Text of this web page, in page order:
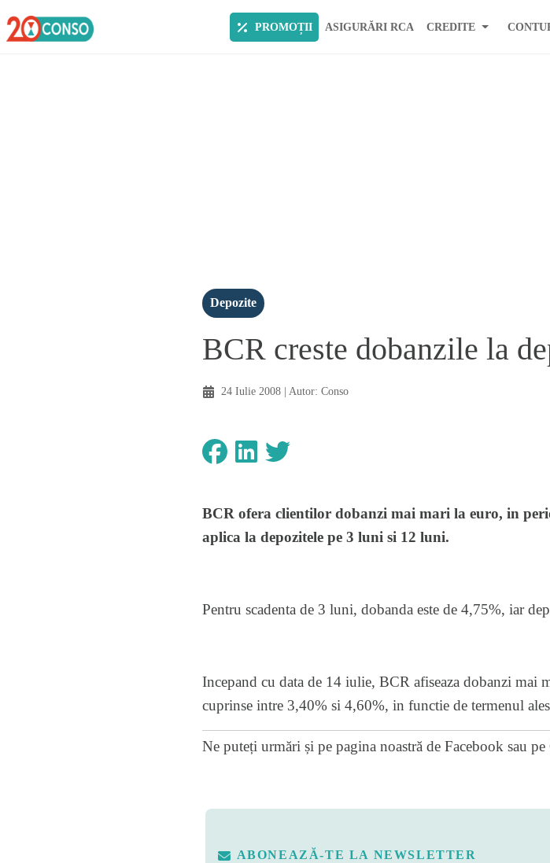
PROMOȚII ASIGURĂRI RCA CREDITE
Depozite
BCR creste dobanzile la
24 Iulie 2008| Autor: Conso
BCR ofera clientilor dobanzi mai mari la euro, in
aplica la depozitele pe 3 luni si 12 luni.
Pentru scadenta de 3 luni, dobanda este de 4,75%, iar
Incepand cu data de 14 iulie, BCR afiseaza dobanzi mai
cuprinse intre 3,40% si 4,60%, in functie de termenul
Ne puteți urmări și pe pagina noastră de Facebook sau pe
ABONEAZĂ-TE LA NEWSLETTER